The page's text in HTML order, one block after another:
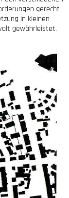
gerecht
in kleinen
gewährleistet.